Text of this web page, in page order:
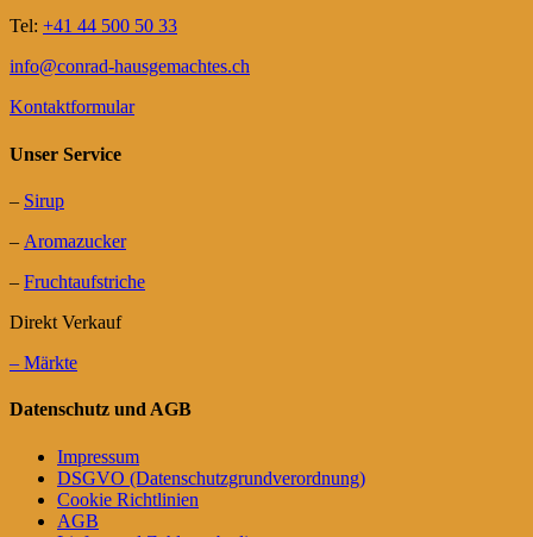
Tel: +41 44 500 50 33
info@conrad-hausgemachtes.ch
Kontaktformular
Unser Service
– Sirup
– Aromazucker
– Fruchtaufstriche
Direkt Verkauf
– Märkte
Datenschutz und AGB
Impressum
DSGVO (Datenschutzgrundverordnung)
Cookie Richtlinien
AGB